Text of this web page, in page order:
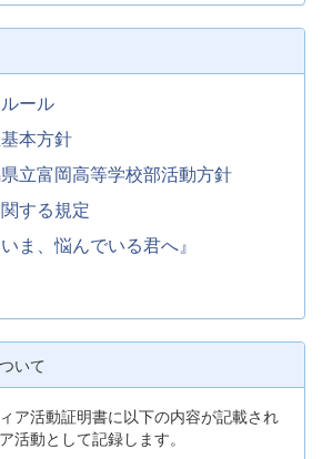
ール
本方針
立富岡高等学校部活動方針
する規定
ま、悩んでいる君へ』
いて
ア活動証明書に以下の内容が記載され
活動として記録します。